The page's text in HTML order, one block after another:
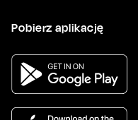
Pobierz aplikację